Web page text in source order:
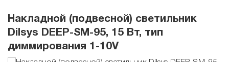
Накладной (подвесной) светильник
Dilsys DEEP-SM-95, 15 Вт, тип
диммирования 1-10V